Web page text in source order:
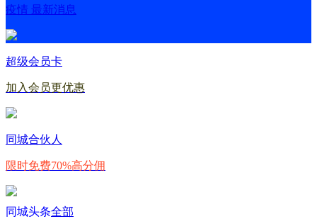
疫情 最新消息
超级会员卡
加入会员更优惠
同城合伙人
限时免费70%高分佣
同城头条全部